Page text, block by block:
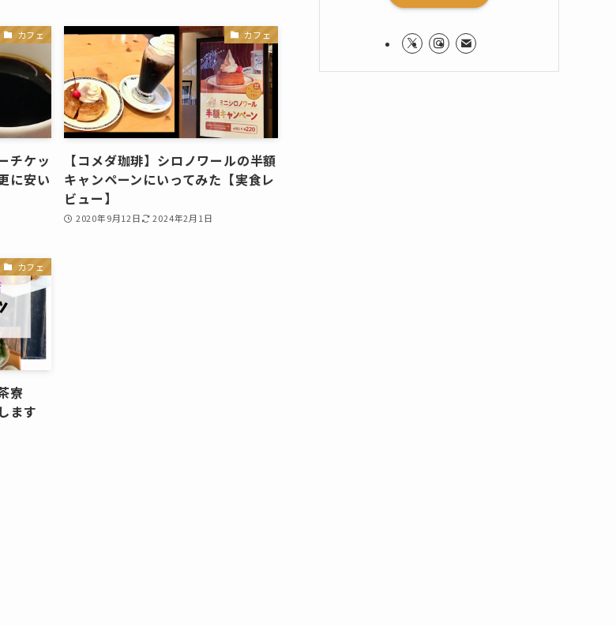
カフェ
チケッ
に安い
カフェ
【コメダ珈琲】シロノワールの半額
キャンペーンにいってみた【実食レ
ビュー】
2020年9月12日 2024年2月1日
カフェ
寮
ます